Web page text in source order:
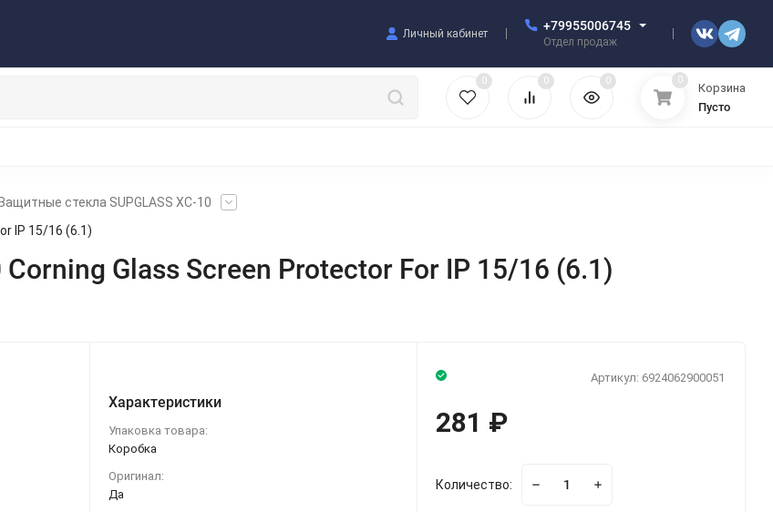
Личный кабинет
+79955006745
Отдел продаж
0 0 0 0
Корзина
Пусто
стекла SUPGLASS XC-10
IP 15/16 (6.1)
Glass Screen Protector For IP 15/16 (6.1)
Характеристики
Упаковка товара:
Коробка
Оригинал:
Да
Артикул: 6924062900051
281 ₽
Количество: